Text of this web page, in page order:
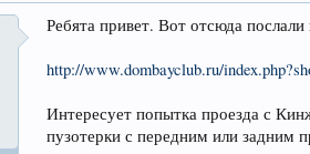
Ребята привет. Вот отсюда послали
http://www.dombayclub.ru/
Интересует попытка проезда с
пузотерки с передним или задним